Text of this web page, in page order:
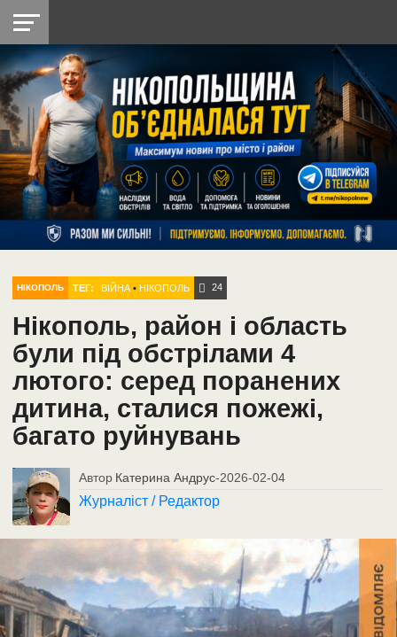
НІКОПОЛЬ
РАЙОН
СІЧЕСЛАВСЬКА
УКРАЇНА
РЕТРО
НІКОПОЛЬ
ЛАЙТ
УКРАЇНА
ДОПОМОГА
РАДІО
НІКОПОЛЬ ТЕГ: ВІЙНА •НІКОПОЛЬ 24
Нікополь, район і область
були під обстрілами 4
лютого: серед поранених
дитина, сталися пожежі,
багато руйнувань
Автор Катерина Андрус-2026-02-04
Журналіст / Редактор